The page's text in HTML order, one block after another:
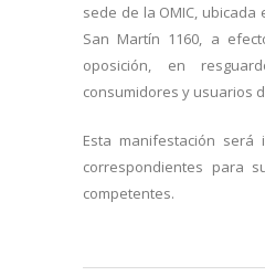
sede de la OMIC, ubicada
San Martín 1160, a
oposición, en
consumidores y usuarios
Esta manifestación será
correspondientes para
competentes.